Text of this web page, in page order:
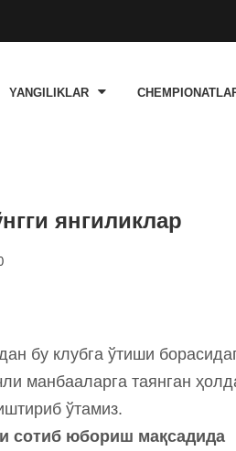
YANGILIKLAR
янгиликлар
бу клубга ўтиши
манбааларга таянган
ўтамиз.
сотиб юбориш мақсадида